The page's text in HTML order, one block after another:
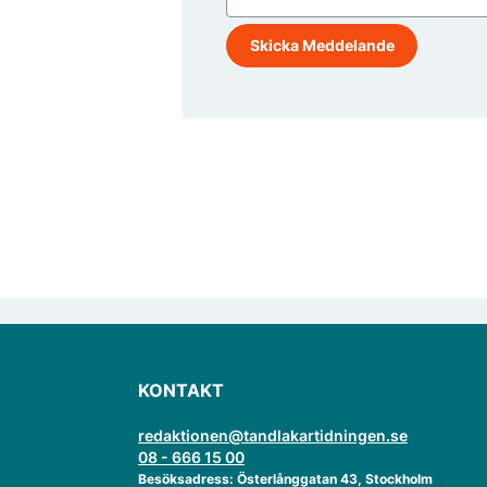
KONTAKT
redaktionen@tandlakartidningen.se
08 - 666 15 00
Besöksadress: Österlånggatan 43, Stockholm